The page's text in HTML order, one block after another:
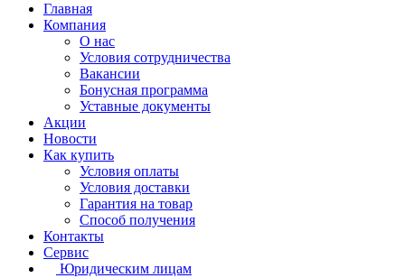
Главная
Компания
О нас
Условия сотрудничества
Вакансии
Бонусная программа
Уставные документы
Акции
Новости
Как купить
Условия оплаты
Условия доставки
Гарантия на товар
Способ получения
Контакты
Сервис
Юридическим лицам